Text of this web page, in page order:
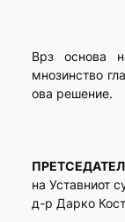
Врз основа
мнозинство
ова решение.
ПРЕТСЕДАТЕЛ
на Уставниот
д-р Дарко